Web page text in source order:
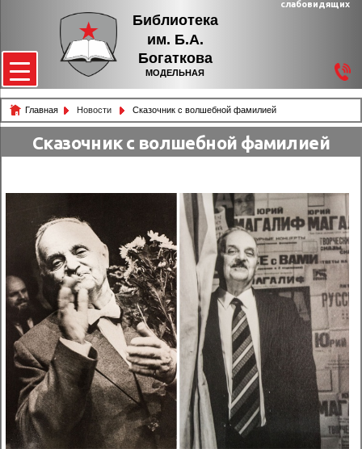
Библиотека
им. Б.А.
Богаткова
МОДЕЛЬНАЯ
слабовидящих
Главная Новости Сказочник с волшебной фамилией
Сказочник с волшебной фамилией